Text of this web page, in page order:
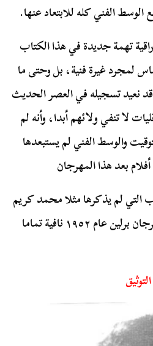
الوسط الفني كله للابتعاد عنها.
تهمة جديدة في هذا الكتاب
لمجرد غيرة فنية، بل وحتى ما
نعيد تسجيله في العصر الحديث
لا تنفي ولائهم أبدا، وأنه لم
والوسط الفني لم يستبعدها
لم يذكرها مثلا محمد كريم
في مذكراته وكانت واقعة مهرجان برلين عام ١٩٥٢ نافية تماما